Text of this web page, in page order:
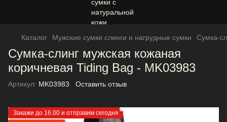
Каталог Мужские сумки слинги и нагрудные сумки Сумка-
Сумка-слинг мужская кожаная
коричневая Tiding Bag - MK03983
Артикул: MK03983 Оставить отзыв
Закажи до 16.00 и отправим сегодня